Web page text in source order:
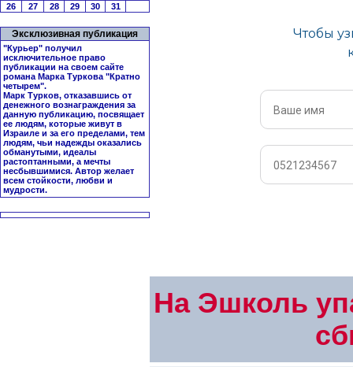
26
27 28 29 30 31
Эксклюзивная публикация
"Курьер" получил
исключительное право
публикации на своем сайте
романа Марка Туркова "Кратно
четырем".
Марк Турков, отказавшись от
денежного вознаграждения за
данную публикацию, посвящает
ее людям, которые живут в
Израиле и за его пределами, тем
людям, чьи надежды оказались
обманутыми, идеалы
растоптанными, а мечты
несбывшимися. Автор желает
всем стойкости, любви и
мудрости.
На Эшколь